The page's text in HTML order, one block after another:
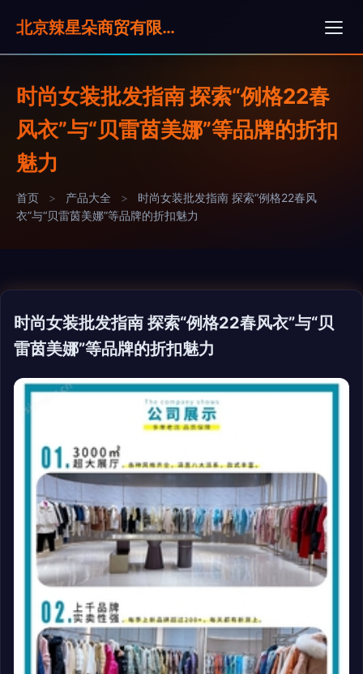
北京辣星朵商贸有限公司
时尚女装批发指南 探索“例格22春
风衣”与“贝雷茵美娜”等品牌的折扣
魅力
首页 > 产品大全 >
时尚女装批发指南 探索“例格22春风
衣”与“贝雷茵美娜”等品牌的折扣魅力
时尚女装批发指南 探索“例格22春风衣”与“贝
雷茵美娜”等品牌的折扣魅力